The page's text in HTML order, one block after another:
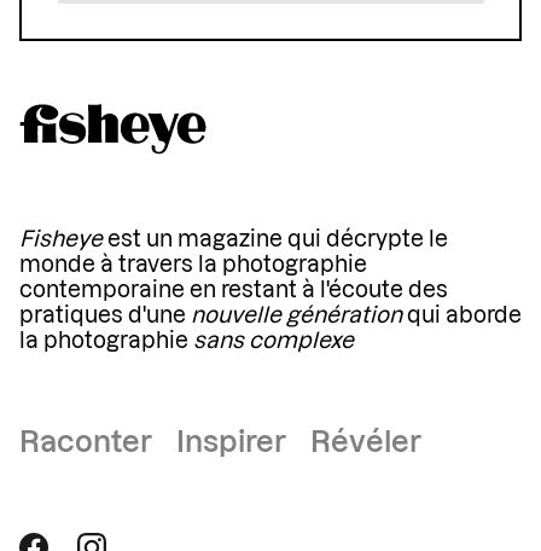
Fisheyeest un magazine qui décrypte le
monde à travers la photographie
contemporaine en restant à l'écoute des
pratiques d'une nouvelle générationqui aborde
la photographie sans complexe
Raconter Inspirer Révéler